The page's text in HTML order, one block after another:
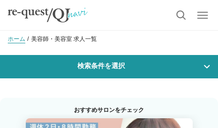
ホーム 美容師・美容室 求人一覧
検索条件を選択
おすすめサロンをチェック